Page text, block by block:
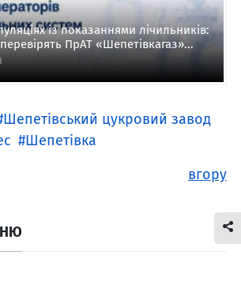
із показаннями лічильників:
ПрАТ «Шепетівкагаз»...
Шепетівський цукровий завод
Шепетівка
вгору